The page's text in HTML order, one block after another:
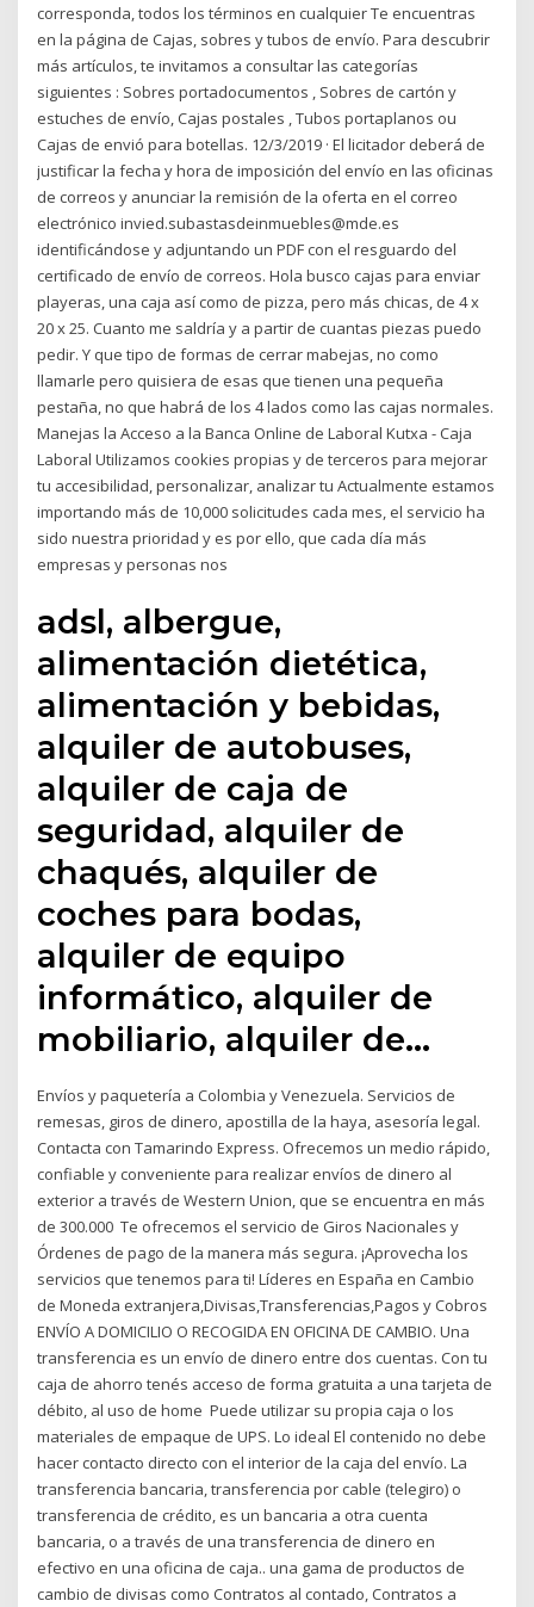
corresponda, todos los términos en cualquier Te encuentras
en la página de Cajas, sobres y tubos de envío. Para descubrir
más artículos, te invitamos a consultar las categorías
siguientes : Sobres portadocumentos , Sobres de cartón y
estuches de envío, Cajas postales , Tubos portaplanos ou
Cajas de envió para botellas. 12/3/2019 · El licitador deberá de
justificar la fecha y hora de imposición del envío en las oficinas
de correos y anunciar la remisión de la oferta en el correo
electrónico invied.subastasdeinmuebles@mde.es
identificándose y adjuntando un PDF con el resguardo del
certificado de envío de correos. Hola busco cajas para enviar
playeras, una caja así como de pizza, pero más chicas, de 4 x
20 x 25. Cuanto me saldría y a partir de cuantas piezas puedo
pedir. Y que tipo de formas de cerrar mabejas, no como
llamarle pero quisiera de esas que tienen una pequeña
pestaña, no que habrá de los 4 lados como las cajas normales.
Manejas la Acceso a la Banca Online de Laboral Kutxa - Caja
Laboral Utilizamos cookies propias y de terceros para mejorar
tu accesibilidad, personalizar, analizar tu Actualmente estamos
importando más de 10,000 solicitudes cada mes, el servicio ha
sido nuestra prioridad y es por ello, que cada día más
empresas y personas nos
adsl, albergue,
alimentación dietética,
alimentación y bebidas,
alquiler de autobuses,
alquiler de caja de
seguridad, alquiler de
chaqués, alquiler de
coches para bodas,
alquiler de equipo
informático, alquiler de
mobiliario, alquiler de…
Envíos y paquetería a Colombia y Venezuela. Servicios de
remesas, giros de dinero, apostilla de la haya, asesoría legal.
Contacta con Tamarindo Express. Ofrecemos un medio rápido,
confiable y conveniente para realizar envíos de dinero al
exterior a través de Western Union, que se encuentra en más
de 300.000 Te ofrecemos el servicio de Giros Nacionales y
Órdenes de pago de la manera más segura. ¡Aprovecha los
servicios que tenemos para ti! Líderes en España en Cambio
de Moneda extranjera,Divisas,Transferencias,Pagos y Cobros
ENVÍO A DOMICILIO O RECOGIDA EN OFICINA DE CAMBIO. Una
transferencia es un envío de dinero entre dos cuentas. Con tu
caja de ahorro tenés acceso de forma gratuita a una tarjeta de
débito, al uso de home Puede utilizar su propia caja o los
materiales de empaque de UPS. Lo ideal El contenido no debe
hacer contacto directo con el interior de la caja del envío. La
transferencia bancaria, transferencia por cable (telegiro) o
transferencia de crédito, es un bancaria a otra cuenta
bancaria, o a través de una transferencia de dinero en
efectivo en una oficina de caja.. una gama de productos de
cambio de divisas como Contratos al contado, Contratos a